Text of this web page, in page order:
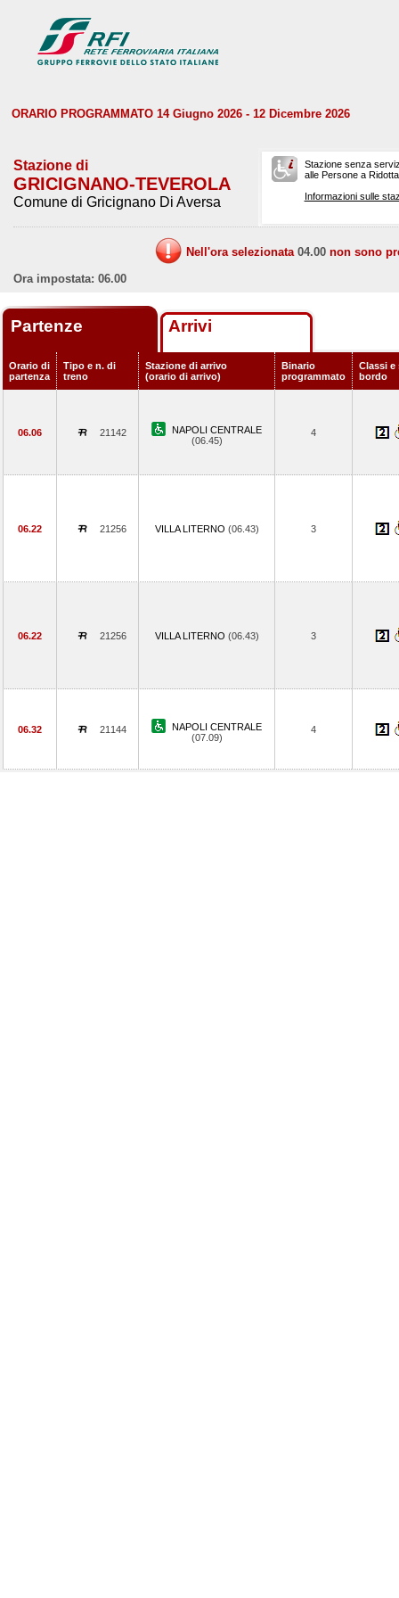
ORARIO PROGRAMMATO 14 Giugno 2026 - 12 Dicembre 2026
Stazione di
GRICIGNANO-TEVEROLA
Comune di Gricignano Di Aversa
Stazione senza
alle Persone a
Informazioni sulle
Nell'ora selezionata 04.00 non sono
Ora impostata: 06.00
Partenze Arrivi
Orario di
partenza
Tipo e n. di
treno
Stazione di arrivo
(orario di arrivo)
Binario
programmato
Classi e
bordo
06.06 21142
NAPOLI CENTRALE
(06.45)
4
06.22 21256 VILLA LITERNO (06.43) 3
06.22 21256 VILLA LITERNO (06.43) 3
06.32 21144
NAPOLI CENTRALE
(07.09)
4